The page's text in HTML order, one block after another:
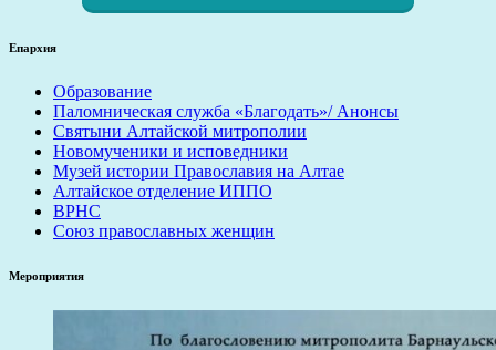
Епархия
Образование
Паломническая служба «Благодать»/ Анонсы
Святыни Алтайской митрополии
Новомученики и исповедники
Музей истории Православия на Алтае
Алтайское отделение ИППО
ВРНС
Союз православных женщин
Мероприятия